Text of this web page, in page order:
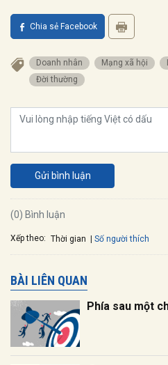
Chia sẻ Facebook
doanh nhân mạng xã hội
đời thường
Gửi bình luận
(0) Bình luận
Xếp theo: Thời gian Số người thích
BÀI LIÊN QUAN
Phía sau một